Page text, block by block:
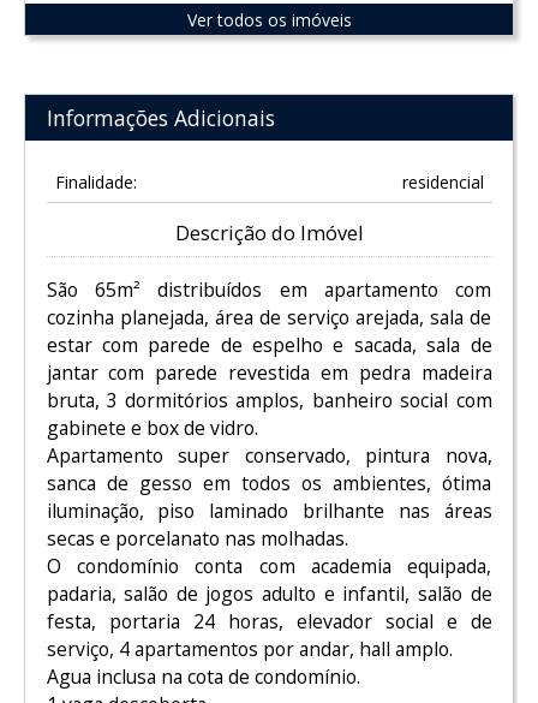
Ver todos os imóveis
Informações Adicionais
Finalidade: residencial
Descrição do Imóvel
São 65m² distribuídos em apartamento com
cozinha planejada, área de serviço arejada, sala de
estar com parede de espelho e sacada, sala de
jantar com parede revestida em pedra madeira
bruta, 3 dormitórios amplos, banheiro social com
gabinete e box de vidro.
Apartamento super conservado, pintura nova,
sanca de gesso em todos os ambientes, ótima
iluminação, piso laminado brilhante nas áreas
secas e porcelanato nas molhadas.
O condomínio conta com academia equipada,
padaria, salão de jogos adulto e infantil, salão de
festa, portaria 24 horas, elevador social e de
serviço, 4 apartamentos por andar, hall amplo.
Agua inclusa na cota de condomínio.